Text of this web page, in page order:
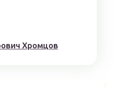
Хромцов